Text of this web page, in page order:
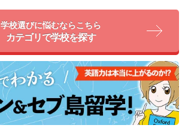
学校選びに悩むならこちら
カテゴリで学校を探す